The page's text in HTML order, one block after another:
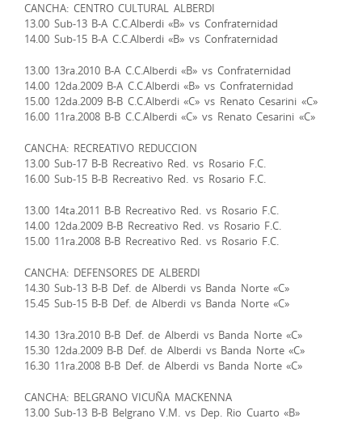
CANCHA: CENTRO CULTURAL ALBERDI
13.00 Sub-13 B-A C.C.Alberdi «B» vs Confraternidad
14.00 Sub-15 B-A C.C.Alberdi «B» vs Confraternidad
13.00 13ra.2010 B-A C.C.Alberdi «B» vs Confraternidad
14.00 12da.2009 B-A C.C.Alberdi «B» vs Confraternidad
15.00 12da.2009 B-B C.C.Alberdi «C» vs Renato Cesarini «C»
16.00 11ra.2008 B-B C.C.Alberdi «C» vs Renato Cesarini «C»
CANCHA: RECREATIVO REDUCCION
13.00 Sub-17 B-B Recreativo Red. vs Rosario F.C.
16.00 Sub-15 B-B Recreativo Red. vs Rosario F.C.
13.00 14ta.2011 B-B Recreativo Red. vs Rosario F.C.
14.00 12da.2009 B-B Recreativo Red. vs Rosario F.C.
15.00 11ra.2008 B-B Recreativo Red. vs Rosario F.C.
CANCHA: DEFENSORES DE ALBERDI
14.30 Sub-13 B-B Def. de Alberdi vs Banda Norte «C»
15.45 Sub-15 B-B Def. de Alberdi vs Banda Norte «C»
14.30 13ra.2010 B-B Def. de Alberdi vs Banda Norte «C»
15.30 12da.2009 B-B Def. de Alberdi vs Banda Norte «C»
16.30 11ra.2008 B-B Def. de Alberdi vs Banda Norte «C»
CANCHA: BELGRANO VICUÑA MACKENNA
13.00 Sub-13 B-B Belgrano V.M. vs Dep. Rio Cuarto «B»